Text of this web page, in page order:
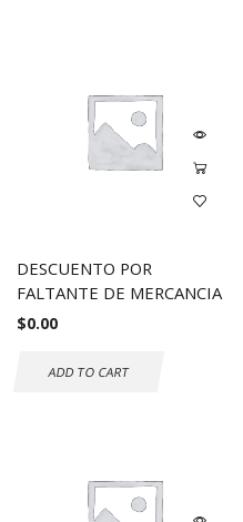
DESCUENTO POR
FALTANTE DE MERCANCIA
$0.00
ADD TO CART